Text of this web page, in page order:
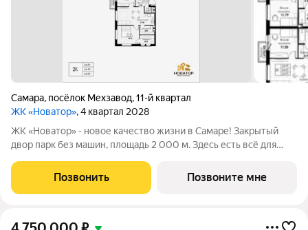
Самара, посёлок Мехзавод,11-й квартал
ЖК «Новатор», 4 квартал 2028
ЖК «Новатор» - новое качество жизни в Самаре! Закрытый
двор парк без машин, площадь 2 000 м. Здесь есть всё для
спортивные зоны ландшафтное озеленение Безопасность на
высшем уровне: система
Позвонить Позвоните мне